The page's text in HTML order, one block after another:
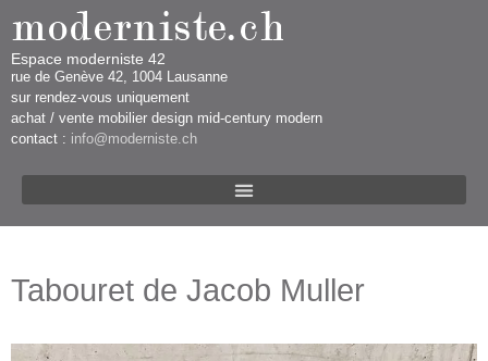
Espace moderniste 42
rue d​​​​e Genève 42, 1004 Lausanne​​
sur rendez-vous uniquement ​​​
​achat / vente mobilier design mid-century modern
contact : info@moderniste.ch
Tabouret de Jacob Muller